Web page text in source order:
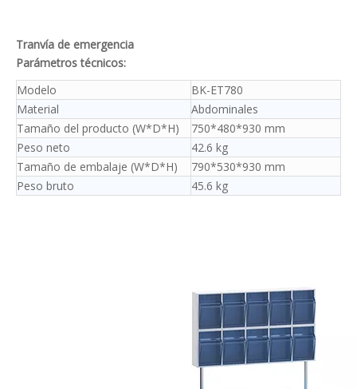
Tranvía de emergencia
Parámetros técnicos:
Modelo
BK-ET780
Material
Abdominales
Tamaño del producto (W*D*H)
750*480*930 mm
Peso neto
42.6 kg
Tamaño de embalaje (W*D*H)
790*530*930 mm
Peso bruto
45.6 kg